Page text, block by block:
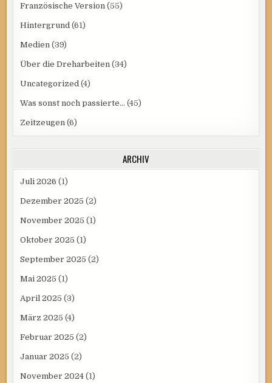
Französische Version (55)
Hintergrund (61)
Medien (39)
Über die Dreharbeiten (34)
Uncategorized (4)
Was sonst noch passierte… (45)
Zeitzeugen (6)
ARCHIV
Juli 2026 (1)
Dezember 2025 (2)
November 2025 (1)
Oktober 2025 (1)
September 2025 (2)
Mai 2025 (1)
April 2025 (3)
März 2025 (4)
Februar 2025 (2)
Januar 2025 (2)
November 2024 (1)